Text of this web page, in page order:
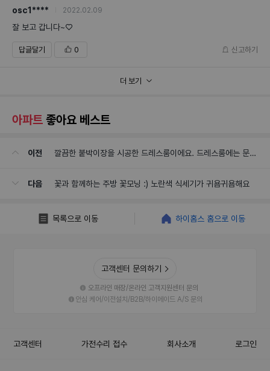
osc1**** 2022.02.09
잘 보고 갑니다~♡
답글달기 0 신고하기
더 보기
아파트 좋아요 베스트
이전
깔끔한 붙박이장을 시공한 드레스룸이에요. 드레스룸에는 문
다음 꽃과 함께하는 주방 꽃모닝 :) 노란색 식세기가 귀욤귀욤해요
목록으로 이동 하이홈스 홈으로 이동
고객센터 문의하기
오프라인 매장/온라인 고객지원센터 문의
안심 케어/이전설치/B2B/하이메이드 A/S 문의
고객센터 가전수리 접수 회사소개 로그인